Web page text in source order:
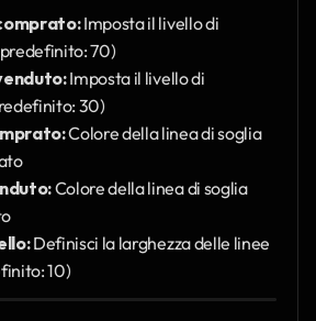
Imposta il livello di
70)
Imposta il livello di
30)
Colore della linea di soglia
Colore della linea di soglia
Definisci la larghezza delle linee
10)